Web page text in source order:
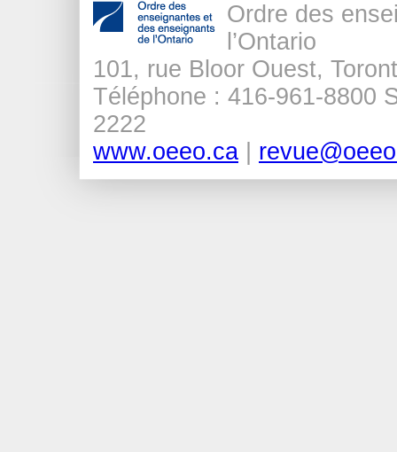
Ordre des
l’Ontario
101, rue Bloor Ouest,
Téléphone : 416-961-8800
2222
www.oeeo.ca